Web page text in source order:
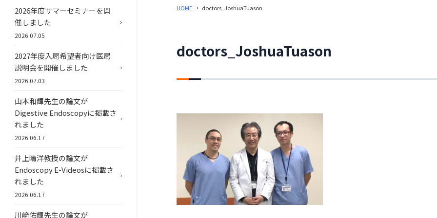
HOME doctors_JoshuaTuason
doctors_JoshuaTuason
2026年度サマーセミナーを開
催しました
2026.07.05
2027年度入局希望者向け医局
説明会を開催しました
2026.07.03
山本和輝先生の論文が
Digestive Endoscopyに掲載さ
れました
2026.06.17
井上晴洋教授の論文が
Endoscopy E-Videosに掲載さ
れました
2026.06.17
川﨑佑輝先生の論文が